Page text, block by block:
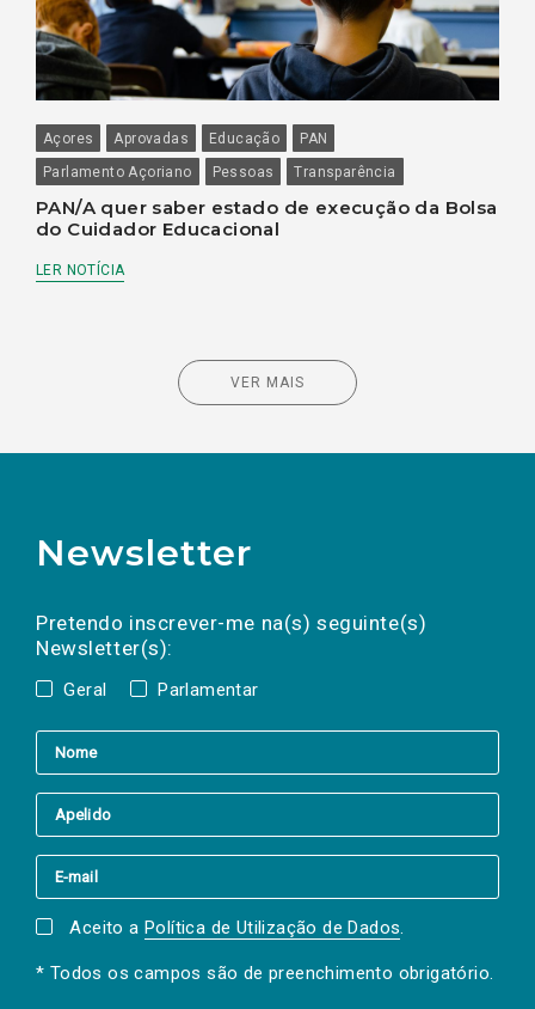
Açores Aprovadas Educação
PAN
Parlamento Açoriano
Pessoas Transparência
PAN/A quer saber estado de execução da Bolsa
do Cuidador Educacional
LER NOTÍCIA
VER MAIS
Newsletter
Pretendo inscrever-me na(s) seguinte(s)
Newsletter(s):
Geral Parlamentar
a(s) newsletter(s).
mail
Aceito a Política de Utilização de Dados.
* Todos os campos são de preenchimento obrigatório.